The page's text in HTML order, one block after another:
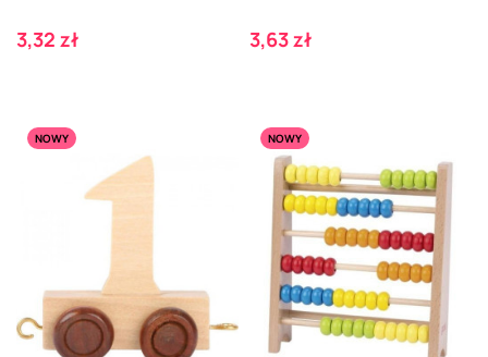
Cena
3,32 zł Cena
3,63 zł
NOWY NOWY